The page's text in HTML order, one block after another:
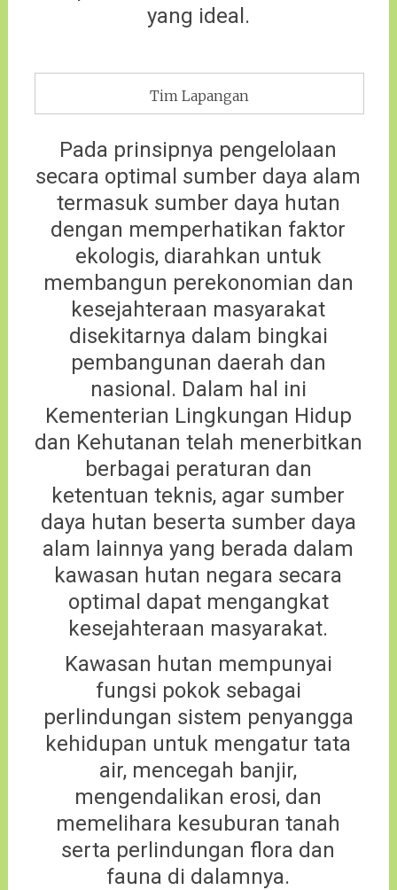
yang ideal.
Tim Lapangan
Pada prinsipnya pengelolaan
secara optimal sumber daya alam
termasuk sumber daya hutan
dengan memperhatikan faktor
ekologis, diarahkan untuk
membangun perekonomian dan
kesejahteraan masyarakat
disekitarnya dalam bingkai
pembangunan daerah dan
nasional. Dalam hal ini
Kementerian Lingkungan Hidup
dan Kehutanan telah menerbitkan
berbagai peraturan dan
ketentuan teknis, agar sumber
daya hutan beserta sumber daya
alam lainnya yang berada dalam
kawasan hutan negara secara
optimal dapat mengangkat
kesejahteraan masyarakat.
Kawasan hutan mempunyai
fungsi pokok sebagai
perlindungan sistem penyangga
kehidupan untuk mengatur tata
air, mencegah banjir,
mengendalikan erosi, dan
memelihara kesuburan tanah
serta perlindungan flora dan
fauna di dalamnya.